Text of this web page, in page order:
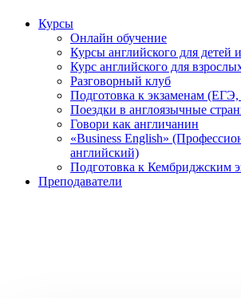
Курсы
Онлайн обучение
Курсы английского для детей
Курс английского для
Разговорный клуб
Подготовка к экзаменам
Поездки в англоязычные
Говори как англичанин
«Business English»
английский)
Подготовка к Кембриджским
Преподаватели